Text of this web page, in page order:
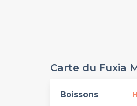
Carte du Fuxia
Boissons